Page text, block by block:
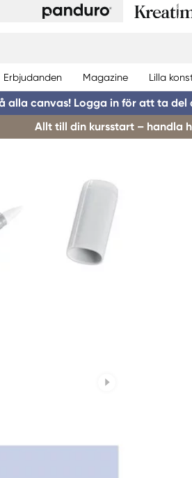
Erbjudanden Magazine Lilla
alla canvas! Logga in för att ta del
Allt till din kursstart – handla